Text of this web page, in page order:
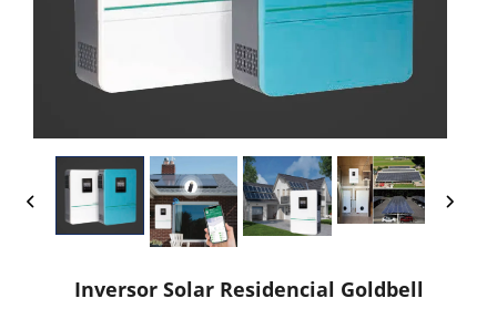
Inversor Solar Residencial Goldbell